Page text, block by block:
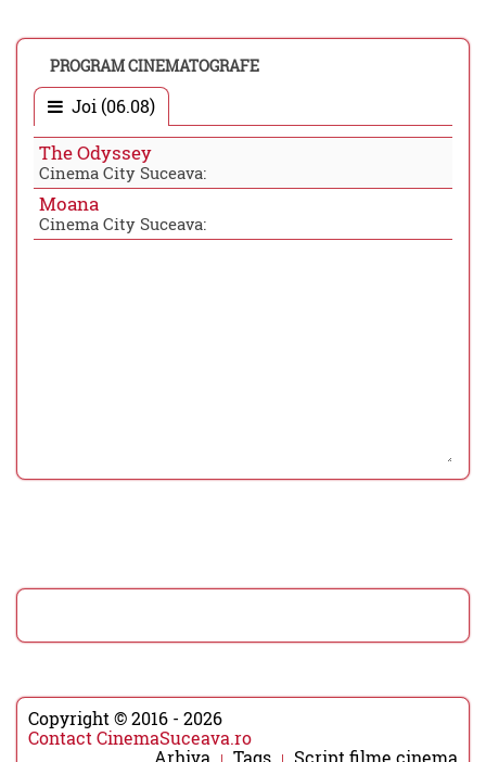
PROGRAM CINEMATOGRAFE
Joi (06.08)
The Odyssey
Cinema City Suceava:
Moana
Cinema City Suceava:
Copyright © 2016 - 2026
Contact CinemaSuceava.ro
Arhiva
Tags Script filme cinema